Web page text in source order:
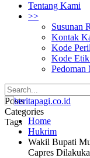
Tentang Kami
>>
Susunan
Kontak
Kode
Kode
Pedoman
Posts
Categories
Tags Home
Hukrim
Wakil Bupati
Capres